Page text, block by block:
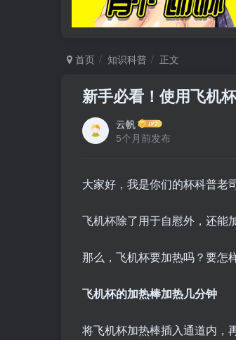
首页 知识科普 正文
新手必看！使用飞机
云帆
5个月前发布
大家好，我是你们的杯科普老
飞机杯除了用于自慰外，还能
那么，飞机杯要加热吗？要怎
飞机杯的加热棒加热几分钟
将飞机杯加热棒插入通道内，